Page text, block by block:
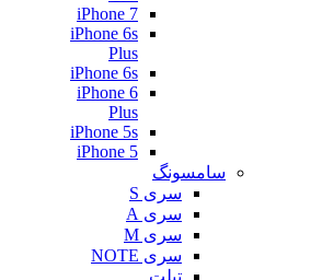
iPhone 7
iPhone 6s
Plus
iPhone 6s
iPhone 6
Plus
iPhone 5s
iPhone 5
سامسونگ
سری S
سری A
سری M
سری NOTE